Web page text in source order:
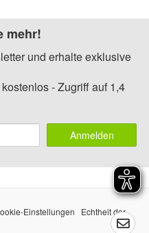
mehr!
und erhalte exklusive
- Zugriff auf 1,4
Anmelden
Einstellungen
Echtheit der